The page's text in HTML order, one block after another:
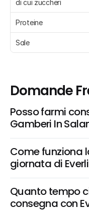
di cui zuccheri
Proteine
Sale
Domande
Posso farmi
Gamberi In
Come funziona
giornata di
Quanto tempo
consegna con